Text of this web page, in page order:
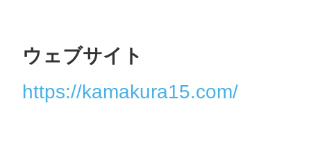
ウェブサイト
https://kamakura15.com/